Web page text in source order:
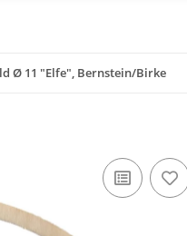
Ø 11 "Elfe", Bernstein/Birke